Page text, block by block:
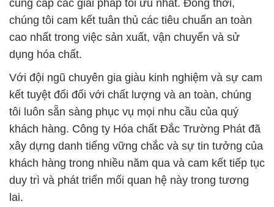
cung cấp các giải pháp tối ưu nhất. Đồng thời,
chúng tôi cam kết tuân thủ các tiêu chuẩn an toàn
cao nhất trong việc sản xuất, vận chuyển và sử
dụng hóa chất.
Với đội ngũ chuyên gia giàu kinh nghiệm và sự cam
kết tuyệt đối đối với chất lượng và an toàn, chúng
tôi luôn sẵn sàng phục vụ mọi nhu cầu của quý
khách hàng. Công ty Hóa chất Đắc Trường Phát đã
xây dựng danh tiếng vững chắc và sự tin tưởng của
khách hàng trong nhiều năm qua và cam kết tiếp tục
duy trì và phát triển mối quan hệ này trong tương
lai.